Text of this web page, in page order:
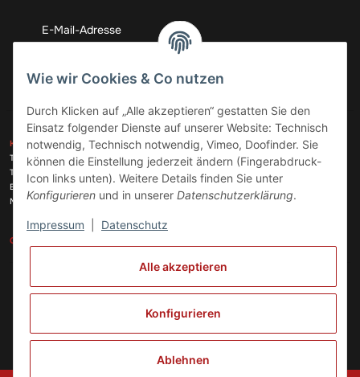
Abonnieren
KONTAKT
Telefon:+49 (0)6074 816 08 0
Telefax:
+49 (0)6074 215 08 60
E-Mail:
info@meinhausgeraetedoc.de
Max Planck Str. 6 c, 63322 Rödermark
GESETZLICHE INFORMATIONEN
ZAHLUNGSARTEN
VERSANDARTEN
Vertrag widerrufen
Wie wir Cookies & Co nutzen
Durch Klicken auf „Alle akzeptieren“ gestatten Sie den
Einsatz folgender Dienste auf unserer Website: Technisch
notwendig, Technisch notwendig, Vimeo, Doofinder. Sie
können die Einstellung jederzeit ändern (Fingerabdruck-
Icon links unten). Weitere Details finden Sie unter
Konfigurieren und in unserer Datenschutzerklärung.
Impressum Datenschutz
Alle akzeptieren
Konfigurieren
Ablehnen